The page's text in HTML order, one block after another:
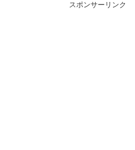
スポンサーリンク